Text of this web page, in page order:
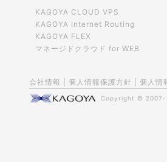
KAGOYA CLOUD VPS
KAGOYA Internet Routing
KAGOYA FLEX
マネージドクラウド for WEB
会社情報 個人情報保護方針 個人情
Copyright © 2007-